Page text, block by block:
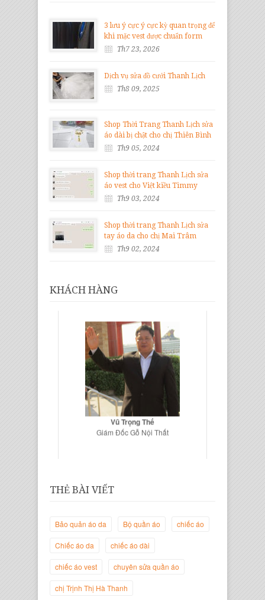
3 lưu ý cực ý cực kỳ quan trọng để
khi mặc vest được chuẩn form
Th7 23, 2026
Dịch vụ sửa đồ cưới Thanh Lịch
Th8 09, 2025
Shop Thời Trang Thanh Lịch sửa
áo dài bị chật cho chị Thiên Bình
Th9 05, 2024
Shop thời trang Thanh Lịch sửa
áo vest cho Việt kiều Timmy
Th9 03, 2024
Shop thời trang Thanh Lịch sửa
tay áo da cho chị Mai Trâm
Th9 02, 2024
KHÁCH HÀNG
Vũ Trọng Thế
Giám Đốc Gỗ Nội Thất
Trịnh Thị Hà Thanh
Giám Đốc Thương Hiệu Giày Thời
THẺ BÀI VIẾT
Bảo quản áo da Bộ quần áo chiếc áo
Chiếc áo da chiếc áo dài
chiếc áo vest chuyên sửa quần áo
chị Trịnh Thị Hà Thanh